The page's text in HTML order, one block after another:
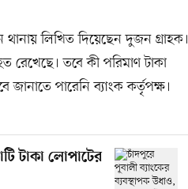
থানায় লিখিত দিয়েছেন দুজন গ্রাহক।
তবে কী পরিমাণ টাকা
জানাতে পারেনি ব্যাংক কর্তৃপক্ষ।
টাকা লোপাটের